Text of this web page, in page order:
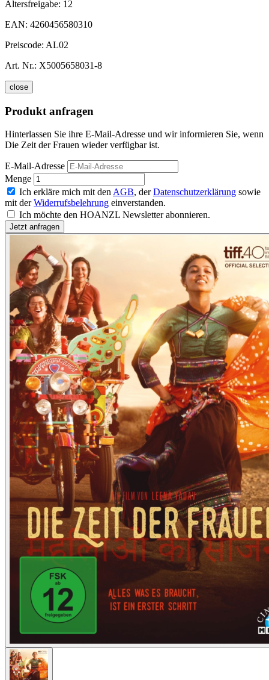
Altersfreigabe: 12
EAN: 4260456580310
Preiscode: AL02
Art. Nr.: X5005658031-8
close
Produkt anfragen
Hinterlassen Sie ihre E-Mail-Adresse und wir informieren Sie, wenn
Die Zeit der Frauen wieder verfügbar ist.
E-Mail-Adresse
Menge
Ich erkläre mich mit den AGB, derDatenschutzerklärung sowie
mit derWiderrufsbelehrung einverstanden.
Ich möchte den HOANZL Newsletter abonnieren.